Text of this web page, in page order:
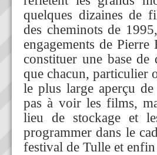
quelques dizaines de
des cheminots de
engagements de
constituer une base
que chacun, particulier
le plus large aperçu
pas à voir les films,
lieu de stockage et
programmer dans le
festival de Tulle et